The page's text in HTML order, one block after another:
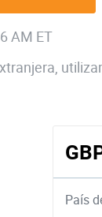
AM ET
País